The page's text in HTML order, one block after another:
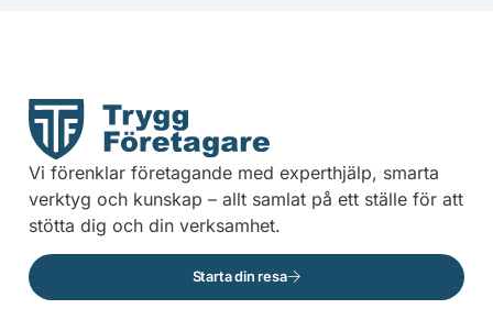
Vi förenklar företagande med experthjälp, smarta
verktyg och kunskap – allt samlat på ett ställe för att
stötta dig och din verksamhet.
Starta din resa